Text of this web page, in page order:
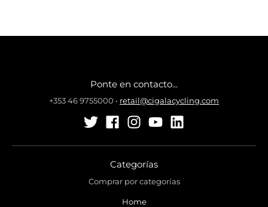
Ponte en contacto...
+353 46 9755000 • retail@cigalacycling.com
Categorías
Comprar por categorías
Home